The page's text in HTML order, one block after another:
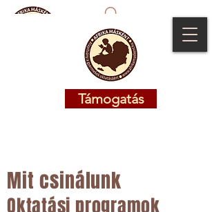
Támogatás
Támogatás
Mit csinálunk
Oktatási programok